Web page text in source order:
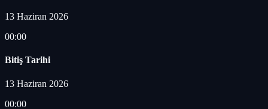
13 Haziran 2026
00:00
Bitiş Tarihi
13 Haziran 2026
00:00